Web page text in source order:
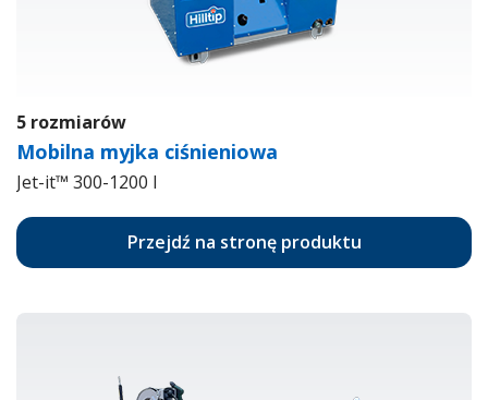
5 rozmiarów
Mobilna myjka ciśnieniowa
Jet-it™ 300-1200 l
Przejdź na stronę produktu